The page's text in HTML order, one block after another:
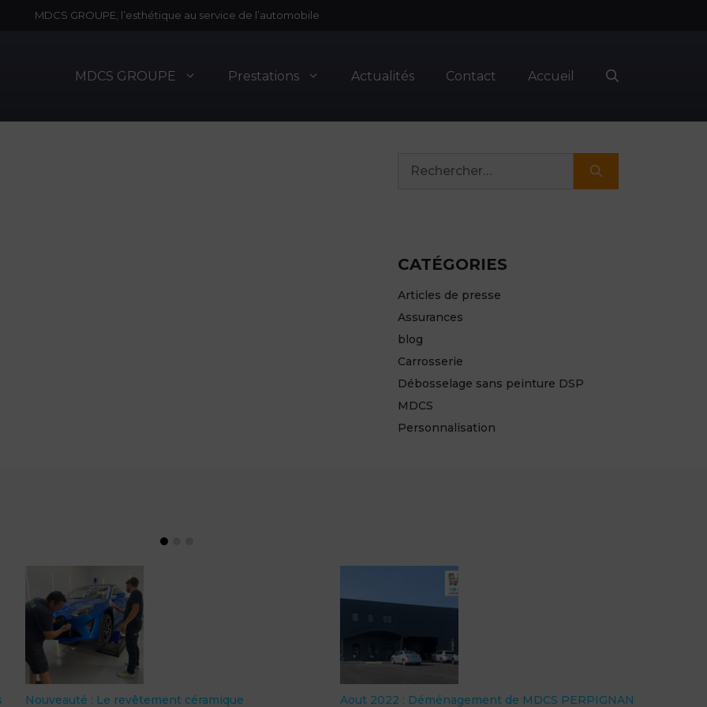
MDCS GROUPE, l’esthétique au service de l’automobile
MDCS GROUPE Prestations Actualités Contact Accueil
CATÉGORIES
Articles de presse
Assurances
blog
Carrosserie
Débosselage sans peinture DSP
MDCS
Personnalisation
Nouveauté : Le revêtement céramique Aout 2022 : Déménagement de MDCS PERPIGNAN